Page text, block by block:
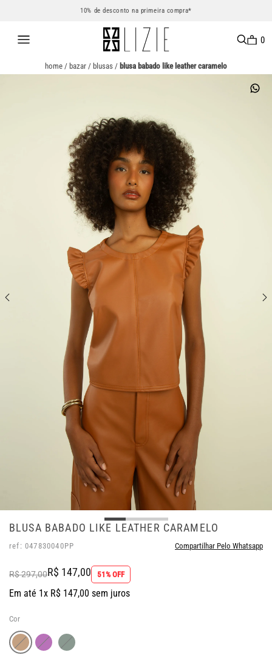
10% de desconto na primeira compra*
0
home / bazar / blusas / blusa babado like leather caramelo
BLUSA BABADO LIKE LEATHER CARAMELO
ref: 047830040PP Compartilhar Pelo Whatsapp
R$ 297,00R$ 147,00 51% OFF
Em até 1x R$ 147,00 sem juros
Cor